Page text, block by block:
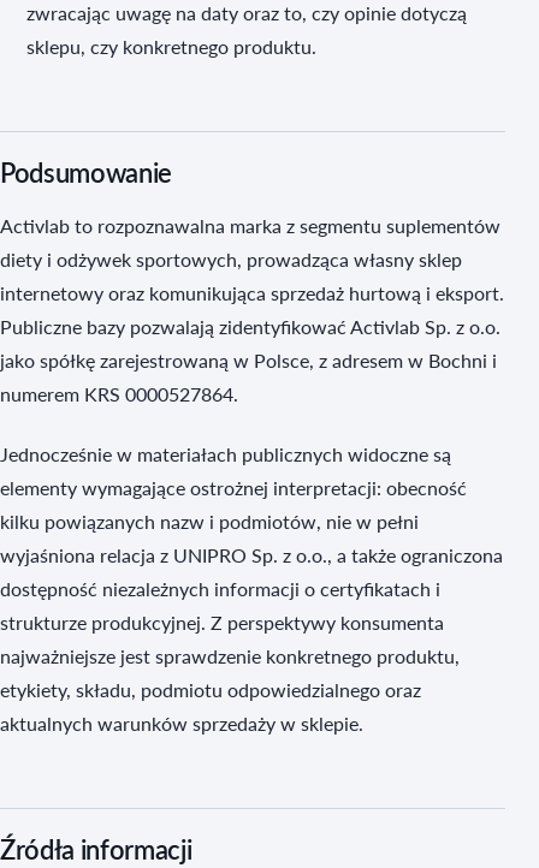
zwracając uwagę na daty oraz to, czy opinie dotyczą
sklepu, czy konkretnego produktu.
Podsumowanie
Activlab to rozpoznawalna marka z segmentu suplementów
diety i odżywek sportowych, prowadząca własny sklep
internetowy oraz komunikująca sprzedaż hurtową i eksport.
Publiczne bazy pozwalają zidentyfikować Activlab Sp. z o.o.
jako spółkę zarejestrowaną w Polsce, z adresem w Bochni i
numerem KRS 0000527864.
Jednocześnie w materiałach publicznych widoczne są
elementy wymagające ostrożnej interpretacji: obecność
kilku powiązanych nazw i podmiotów, nie w pełni
wyjaśniona relacja z UNIPRO Sp. z o.o., a także ograniczona
dostępność niezależnych informacji o certyfikatach i
strukturze produkcyjnej. Z perspektywy konsumenta
najważniejsze jest sprawdzenie konkretnego produktu,
etykiety, składu, podmiotu odpowiedzialnego oraz
aktualnych warunków sprzedaży w sklepie.
Źródła informacji